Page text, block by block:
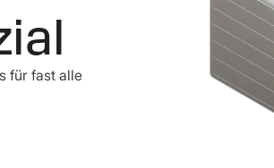
für fast alle